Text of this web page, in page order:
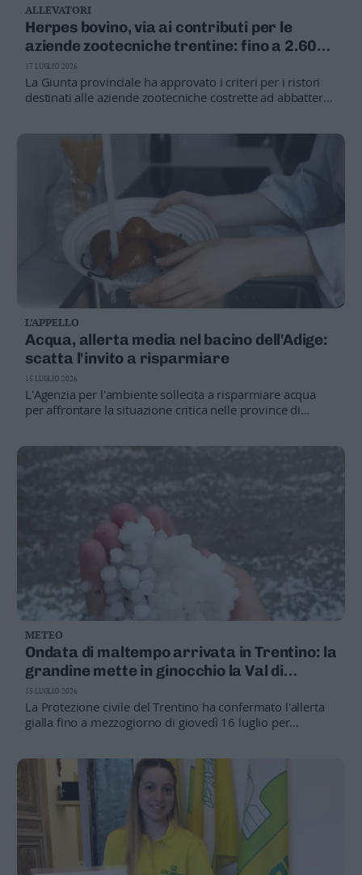
ALLEVATORI
Herpes bovino, via ai contributi per le
aziende zootecniche trentine: fino a 2.605
euro per capo
La Giunta provinciale ha approvato i criteri per i ristori
destinati alle aziende zootecniche costrette ad abbattere i
17 LUGLIO 2026
L’APPELLO
Acqua, allerta media nel bacino dell'Adige:
scatta l'invito a risparmiare
L'Agenzia per l'ambiente sollecita a risparmiare acqua
per affrontare la situazione critica nelle province di
15 LUGLIO 2026
METEO
Ondata di maltempo arrivata in Trentino: la
grandine mette in ginocchio la Val di
Gresta
La Protezione civile del Trentino ha confermato l'allerta
gialla fino a mezzogiorno di giovedì 16 luglio per
15 LUGLIO 2026